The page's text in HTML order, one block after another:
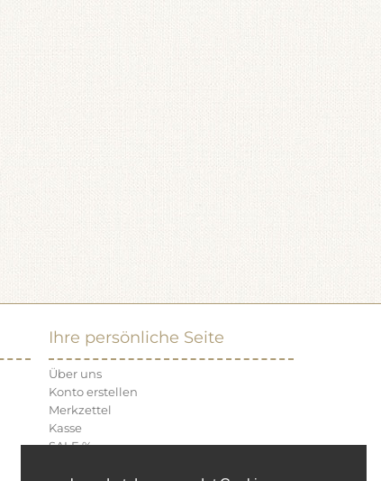
Ihre persönliche Seite
Über uns
Konto erstellen
Merkzettel
Kasse
SALE %